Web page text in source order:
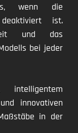
wenn die
ist.
und das
bei jeder
intelligentem
innovativen
in der